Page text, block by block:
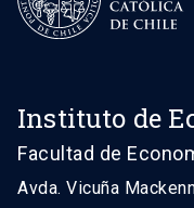
Instituto de
Facultad de
Avda. Vicuña